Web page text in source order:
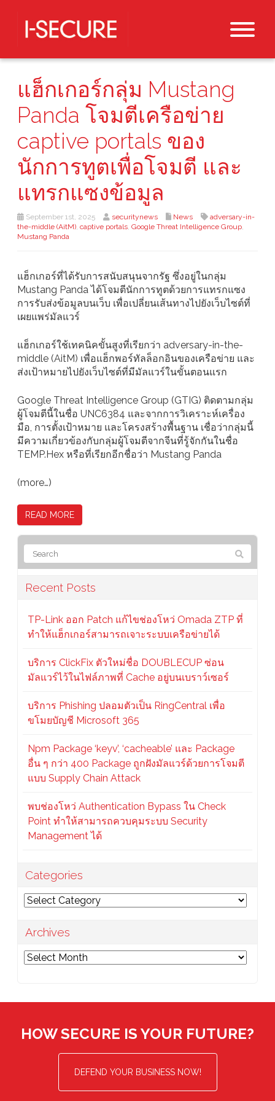
แฮ็กเกอร์กลุ่ม Mustang
Panda โจมตีเครือข่าย
captive portals ของ
นักการทูตเพื่อโจมตี และ
แทรกแซงข้อมูล
September 1st, 2025 securitynews News
adversary-in-
the-middle (AitM), captive portals, Google Threat Intelligence Group,
Mustang Panda
แฮ็กเกอร์ที่ได้รับการสนับสนุนจากรัฐ ซึ่งอยู่ในกลุ่ม
Mustang Panda ได้โจมตีนักการทูตด้วยการแทรกแซง
การรับส่งข้อมูลบนเว็บ เพื่อเปลี่ยนเส้นทางไปยังเว็บไซต์ที่
เผยแพร่มัลแวร์
แฮ็กเกอร์ใช้เทคนิคขั้นสูงที่เรียกว่า adversary-in-the-
middle (AitM) เพื่อแฮ็กพอร์ทัลล็อกอินของเครือข่าย และ
ส่งเป้าหมายไปยังเว็บไซต์ที่มีมัลแวร์ในขั้นตอนแรก
Google Threat Intelligence Group (GTIG) ติดตามกลุ่ม
ผู้โจมตีนี้ในชื่อ UNC6384 และจากการวิเคราะห์เครื่อง
มือ, การตั้งเป้าหมาย และโครงสร้างพื้นฐาน เชื่อว่ากลุ่มนี้
มีความเกี่ยวข้องกับกลุ่มผู้โจมตีจากจีนที่รู้จักกันในชื่อ
TEMP.Hex หรือที่เรียกอีกชื่อว่า Mustang Panda
(more…)
READ MORE
Recent Posts
TP-Link ออก Patch แก้ไขช่องโหว่ Omada ZTP ที่
ทำให้แฮ็กเกอร์สามารถเจาะระบบเครือข่ายได้
บริการ ClickFix ตัวใหม่ชื่อ DOUBLECUP ซ่อน
มัลแวร์ไว้ในไฟล์ภาพที่ Cache อยู่บนเบราว์เซอร์
บริการ Phishing ปลอมตัวเป็น RingCentral เพื่อ
ขโมยบัญชี Microsoft 365
Npm Package ‘keyv’, ‘cacheable’ และ Package
อื่น ๆ กว่า 400 Package ถูกฝังมัลแวร์ด้วยการโจมตี
แบบ Supply Chain Attack
พบช่องโหว่ Authentication Bypass ใน Check
Point ทำให้สามารถควบคุมระบบ Security
Management ได้
Categories
Categories
Archives
Archives
HOW SECURE IS YOUR FUTURE?
DEFEND YOUR BUSINESS NOW!